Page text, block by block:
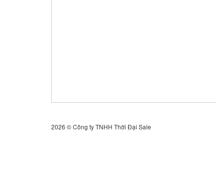
2026 © Công ty TNHH Thời Đại Sale